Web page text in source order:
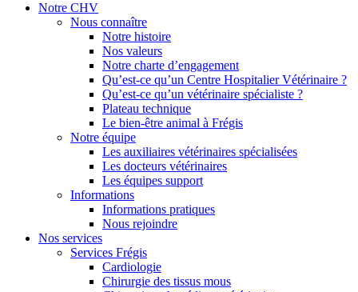
Notre CHV
Nous connaître
Notre histoire
Nos valeurs
Notre charte d’engagement
Qu’est-ce qu’un Centre Hospitalier Vétérinaire ?
Qu’est-ce qu’un vétérinaire spécialiste ?
Plateau technique
Le bien-être animal à Frégis
Notre équipe
Les auxiliaires vétérinaires spécialisées
Les docteurs vétérinaires
Les équipes support
Informations
Informations pratiques
Nous rejoindre
Nos services
Services Frégis
Cardiologie
Chirurgie des tissus mous